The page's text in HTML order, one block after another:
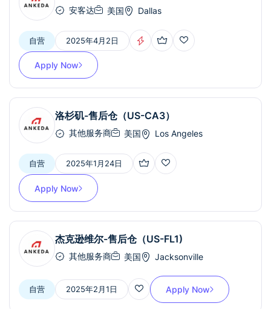
安客达 美国 Dallas
自营 2025年4月2日
Apply Now
洛杉矶-售后仓（US-CA3）
其他服务商 美国 Los Angeles
自营 2025年1月24日
Apply Now
杰克逊维尔-售后仓（US-FL1)
其他服务商 美国 Jacksonville
自营 2025年2月1日 Apply Now